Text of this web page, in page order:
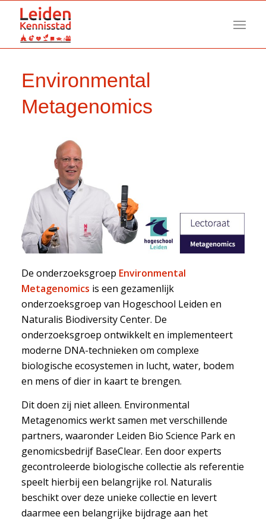
Environmental
Metagenomics
De onderzoeksgroep Environmental
Metagenomics is een gezamenlijk
onderzoeksgroep van Hogeschool Leiden en
Naturalis Biodiversity Center. De
onderzoeksgroep ontwikkelt en implementeert
moderne DNA-technieken om complexe
biologische ecosystemen in lucht, water, bodem
en mens of dier in kaart te brengen.
Dit doen zij niet alleen. Environmental
Metagenomics werkt samen met verschillende
partners, waaronder Leiden Bio Science Park en
genomicsbedrijf BaseClear. Een door experts
gecontroleerde biologische collectie als referentie
speelt hierbij een belangrijke rol. Naturalis
beschikt over deze unieke collectie en levert
daarmee een belangrijke bijdrage aan het